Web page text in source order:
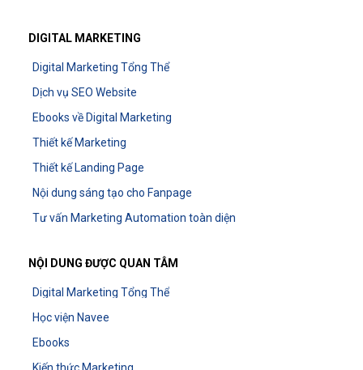
DIGITAL MARKETING
Digital Marketing Tổng Thể
Dịch vụ SEO Website
Ebooks về Digital Marketing
Thiết kế Marketing
Thiết kế Landing Page
Nội dung sáng tạo cho Fanpage
Tư vấn Marketing Automation toàn diện
NỘI DUNG ĐƯỢC QUAN TÂM
Digital Marketing Tổng Thể
Học viện Navee
Ebooks